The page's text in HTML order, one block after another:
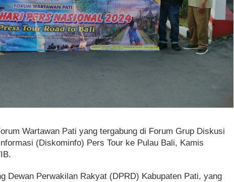
Wartawan Pati yang tergabung di Forum Grup Diskusi
(Diskominfo) Pers Tour ke Pulau Bali, Kamis
Dewan Perwakilan Rakyat (DPRD) Kabupaten Pati, yang